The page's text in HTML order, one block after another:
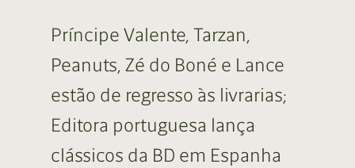
Príncipe Valente, Tarzan,
Peanuts, Zé do Boné e Lance
estão de regresso às livrarias;
Editora portuguesa lança
clássicos da BD em Espanha